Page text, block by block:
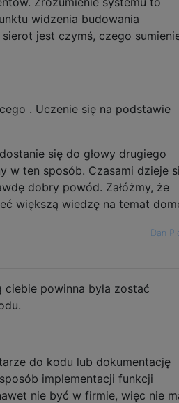
widzenia budowania
jest czymś, czego
. Uczenie się na podstawie
się do głowy drugiego
w ten sposób. Czasami dzieje
dobry powód. Załóżmy, że
większą wiedzę na temat
Dan
powinna była zostać
do kodu lub dokumentację
implementacji funkcji
nie być w firmie, więc nie